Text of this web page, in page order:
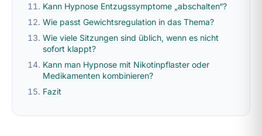
Kann Hypnose Entzugssymptome „abschalten“?
Wie passt Gewichtsregulation in das Thema?
Wie viele Sitzungen sind üblich, wenn es nicht
sofort klappt?
Kann man Hypnose mit Nikotinpflaster oder
Medikamenten kombinieren?
Fazit